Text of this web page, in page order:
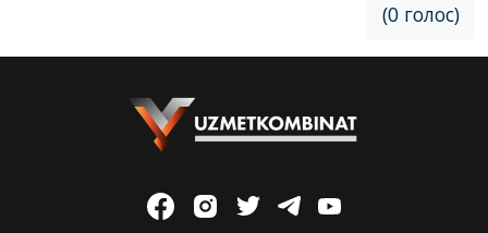
(0 голос)